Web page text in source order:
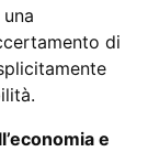
di
e